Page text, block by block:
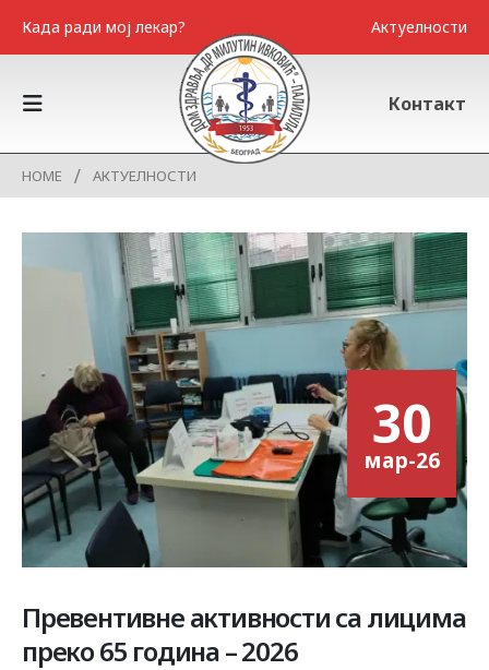
Када ради мој лекар? Актуелности
Контакт
HOME АКТУЕЛНОСТИ
30
мар-26
Превентивне активности са лицима
преко 65 година – 2026